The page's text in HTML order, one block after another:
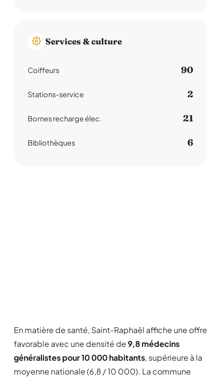
Services & culture
Coiffeurs 90
Stations-service 2
Bornes recharge élec. 21
Bibliothèques 6
En matière de santé, Saint-Raphaël affiche une offre
favorable avec une densité de9,8 médecins
généralistes pour 10 000 habitants, supérieure à la
moyenne nationale (6,8 / 10 000). La commune